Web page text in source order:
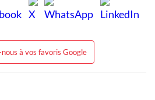
à vos favoris Google